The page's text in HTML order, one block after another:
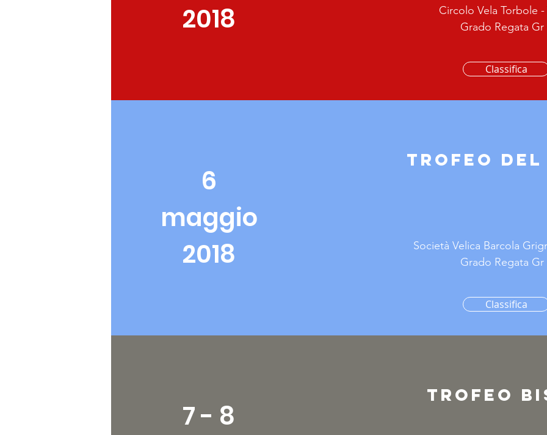
2018
Circolo Vela Torbole
Grado Regata Gr
Classifica
6
maggio
2018
TROFEO
Società Velica Barcola
Grado Regata Gr
Classifica
7 - 8
TROFEO